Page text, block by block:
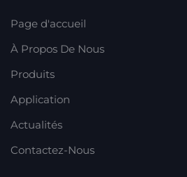
Page d'accueil
À Propos De Nous
Produits
Application
Actualités
Contactez-Nous